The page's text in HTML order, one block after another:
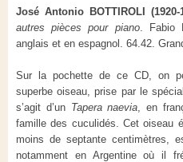
José Antonio BOTTIROLI (1920-
autres pièces pour piano. Fabio
anglais et en espagnol. 64.42.
Sur la pochette de ce CD, on
superbe oiseau, prise par le
s’agit d’un Tapera naevia , en
famille des cuculidés. Cet oiseau
moins de septante centimètres,
notamment en Argentine où il